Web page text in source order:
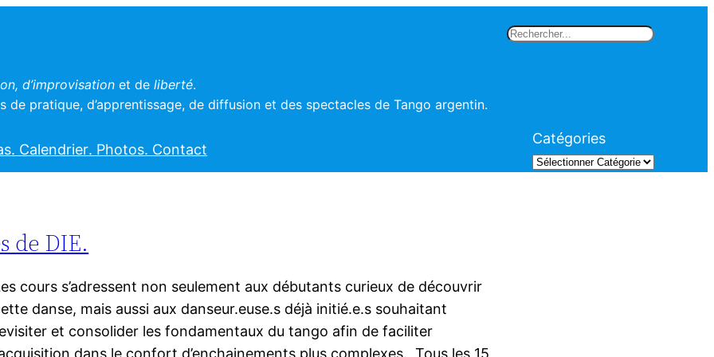
Rechercher
d’improvisation et deliberté.
de pratique, d’apprentissage, de diffusion et des spectacles de Tango argentin.
. Calendrier. Photos. Contact
Catégories
de DIE.
cours s’adressent non seulement aux débutants curieux de découvrir
danse, mais aussi aux danseur.euse.s déjà initié.e.s souhaitant
et consolider les fondamentaux du tango afin de faciliter
dans le confort d’enchainements plus complexes. Tous les 15